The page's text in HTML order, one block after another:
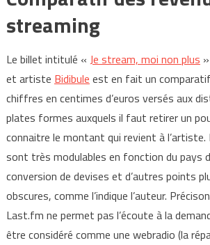
streaming
Le billet intitulé « Je stream, moi non plus
et artiste Bidibule est en fait un
chiffres en centimes d’euros versés aux
plates formes auxquels il faut retirer un
connaitre le montant qui revient à
sont très modulables en fonction du pays
conversion de devises et d’autres points
obscures, comme l’indique l’auteur.
Last.fm ne permet pas l’écoute à la
être considéré comme une webradio (la